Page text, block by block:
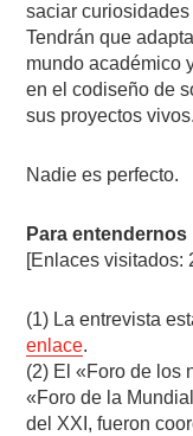
saciar
Tendrán que
mundo académico
en el codiseño de
sus proyectos vivos.
Nadie es perfecto.
Para entendernos
[Enlaces visitados:
(1) La entrevista
enlace.
(2) El «Foro de los
«Foro de la
del XXI, fueron